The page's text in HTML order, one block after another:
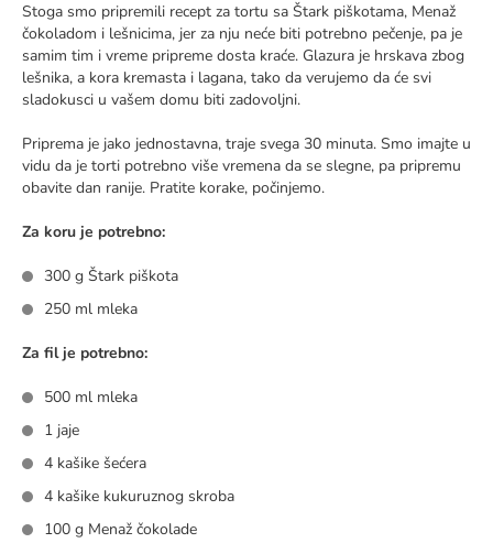
Stoga smo pripremili recept za tortu sa Štark piškotama, Menaž
čokoladom i lešnicima, jer za nju neće biti potrebno pečenje, pa je
samim tim i vreme pripreme dosta kraće. Glazura je hrskava zbog
lešnika, a kora kremasta i lagana, tako da verujemo da će svi
sladokusci u vašem domu biti zadovoljni.
Priprema je jako jednostavna, traje svega 30 minuta. Smo imajte u
vidu da je torti potrebno više vremena da se slegne, pa pripremu
obavite dan ranije. Pratite korake, počinjemo.
Za koru je potrebno:
300 g Štark piškota
250 ml mleka
Za fil je potrebno:
500 ml mleka
1 jaje
4 kašike šećera
4 kašike kukuruznog skroba
100 g Menaž čokolade